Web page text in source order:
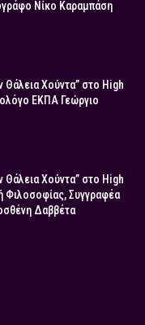
Νίκο Καραμπάση
Θάλεια Χούντα” στο High
ΕΚΠΑ Γεώργιο
Θάλεια Χούντα” στο High
Φιλοσοφίας, Συγγραφέα
Δαββέτα